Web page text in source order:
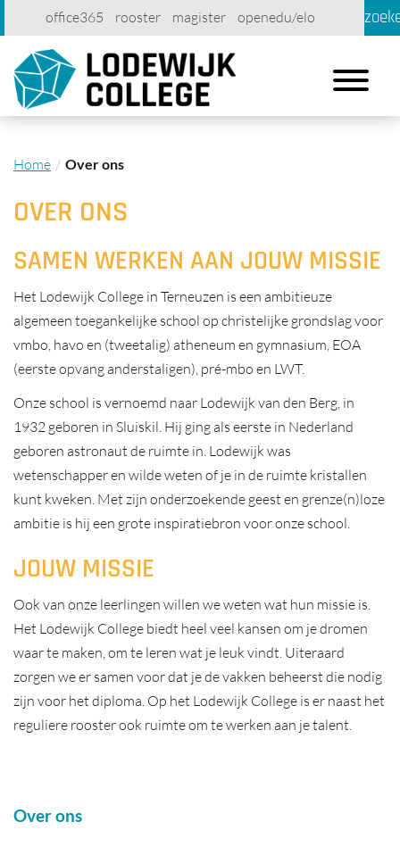
office365 rooster magister
openedu/elo
account
contact printen
Toggle
Over ons
Home Over ons
OVER ONS
SAMEN WERKEN AAN JOUW MISSIE
Het Lodewijk College in Terneuzen is een ambitieuze
algemeen toegankelijke school op christelijke grondslag voor
vmbo, havo en (tweetalig) atheneum en gymnasium, EOA
(eerste opvang anderstaligen), pré-mbo en LWT.
Onze school is vernoemd naar Lodewijk van den Berg, in
1932 geboren in Sluiskil. Hij ging als eerste in Nederland
geboren astronaut de ruimte in. Lodewijk was
wetenschapper en wilde weten of je in de ruimte kristallen
kunt kweken. Met zijn onderzoekende geest en grenze(n)loze
ambitie is hij een grote inspiratiebron voor onze school.
JOUW MISSIE
Ook van onze leerlingen willen we weten wat hun missie is.
Het Lodewijk College biedt heel veel kansen om je dromen
waar te maken, om te leren wat je leuk vindt. Uiteraard
zorgen we er samen voor dat je de vakken beheerst die nodig
zijn voor het diploma. Op het Lodewijk College is er naast het
reguliere rooster ook ruimte om te werken aan je talent.